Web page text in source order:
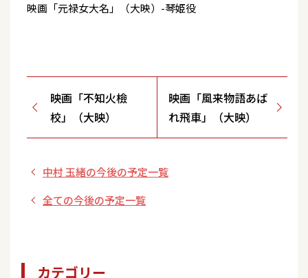
映画「元禄女大名」（大映）-琴姫役
映画「不知火檢
校」（大映）
映画「風来物語あば
れ飛車」（大映）
中村 玉緒の今後の予定一覧
全ての今後の予定一覧
カテゴリー